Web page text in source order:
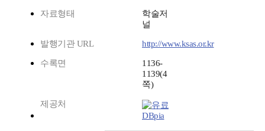
자료형태
학술저
널
발행기관 URL http://www.ksas.or.kr
수록면
1136-
1139(4
쪽)
제공처
DBpia